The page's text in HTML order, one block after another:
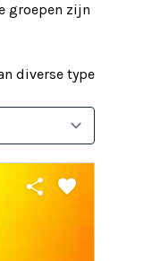
groepen zijn
diverse type
share favorite